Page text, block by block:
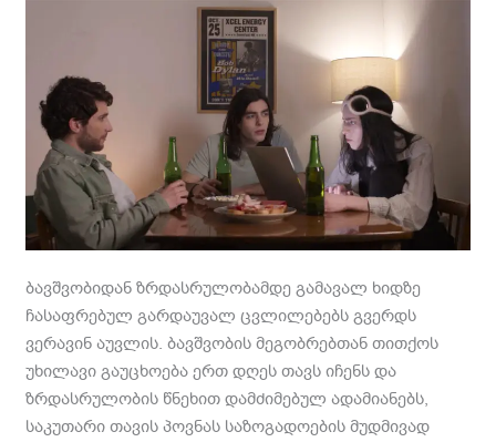
ბავშვობიდან ზრდასრულობამდე გამავალ ხიდზე
ჩასაფრებულ გარდაუვალ ცვლილებებს გვერდს
ვერავინ აუვლის. ბავშვობის მეგობრებთან თითქოს
უხილავი გაუცხოება ერთ დღეს თავს იჩენს და
ზრდასრულობის წნეხით დამძიმებულ ადამიანებს,
საკუთარი თავის პოვნას საზოგადოების მუდმივად